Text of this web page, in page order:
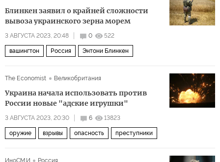
Блинкен заявил о крайней сложности
вывоза украинского зерна морем
3 АВГУСТА 2023, 20:48 0 522
вашингтон Россия Энтони Блинкен
The Economist Великобритания
Украина начала использовать против
России новые "адские игрушки"
3 АВГУСТА 2023, 20:30 6 13823
оружие взрывы опасность преступники
ИноСМИ Россия